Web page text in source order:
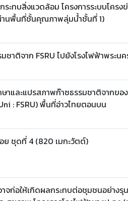
ระทบสิ่งแวดล้อม โครงการระบบโคร
นพื้นที่ชั้นคุณภาพลุ่มน้ำชั้นที่ 1)
ชาติจาก FSRU ไปยังโรงไฟฟ้าพระนค
ษาและแปรสภาพก๊าซธรรมชาติจากข
: FSRU) พื้นที่อ่าวไทยตอนบน
ย ชุดที่ 4 (820 เมกะวัตต์)
าจก่อให้เกิดผลกระทบต่อชุมชนอย่า